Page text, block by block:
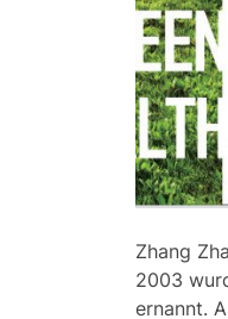
Zhang
2003
ernannt.